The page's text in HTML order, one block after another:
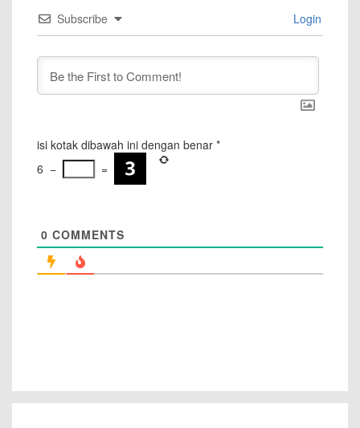
Subscribe Login
isi kotak dibawah ini dengan benar *
6 − =
0 COMMENTS